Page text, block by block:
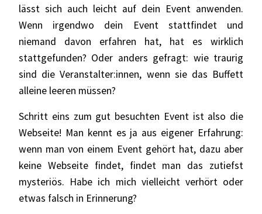
lässt sich auch leicht auf dein Event anwenden.
Wenn irgendwo dein Event stattfindet und
niemand davon erfahren hat, hat es wirklich
stattgefunden? Oder anders gefragt: wie traurig
sind die Veranstalter:innen, wenn sie das Buffett
alleine leeren müssen?
Schritt eins zum gut besuchten Event ist also die
Webseite! Man kennt es ja aus eigener Erfahrung:
wenn man von einem Event gehört hat, dazu aber
keine Webseite findet, findet man das zutiefst
mysteriös. Habe ich mich vielleicht verhört oder
etwas falsch in Erinnerung?